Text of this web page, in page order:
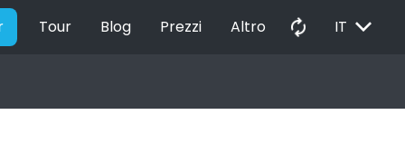
Tour Blog Prezzi Altro autorenew IT EXPAND_MORE